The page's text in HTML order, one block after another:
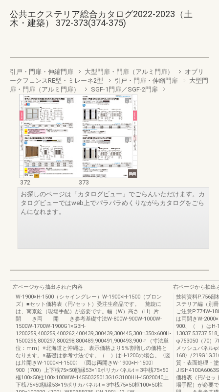
公共エクステリア総合カタログ2022-2023（土
木・建築） 372-373(374-375)
引戸・門扉・伸縮門扉 大型門扉・門扉（アルミ門扉）
オブリ
ークフェンスRE型・ミレーネ2型
引戸・門扉・伸縮門扉
大型門
扉・門扉（アルミ門扉）
SGF-1門扉／SGF-2門扉
372
373
お探しのページは「カタログビュー」でごらんいただけます。カ
タログビューではweb上でパラパラめくりながらカタログをごら
んになれます。
左ページから抽出された内容
W-1900×H-1500（シャイングレー）W-1900×H-1500（ブロン
ズ）■セット価格表（円/セット）受注生産品です。 施錠に
は、南京錠（現場手配）が必要です。幅（W）高さ（H）片
開 き両 開 き参考基礎寸法W-800W-900W-1000W-
1500W-1700W-1900G1×G3H-
1200259,400259,400262,400439,300439,300445,300□350×600H-
1500296,800297,800298,800489,900491,900493,900〃（寸法単
位：mm）※北海道と沖縄は、表示価格より5％割増しの価格と
なります。※基礎は参考寸法です。（ ）はH-1200の場合。〈図
は片開きW-1000×H-1500〉〈図は両開きW-1900×H-1500〉
900（700）上下桟75×50額縁53×19ポリカパネルt＝3中桟75×50
框100×50柱100×100WW-14550325013G1G3100HH-45020040上
下桟75×50額縁53×19ポリカパネルt＝3中桟75×50框100×50柱
右ページから抽出
技術資料P.756部
ステリア編（別
ご注意P.774W-
は両開きW-
900、（ ）はH-
φ753050（70）
メッシュパネル
168〉/
質・表面処理
価格表（円/セッ
場手配）が必